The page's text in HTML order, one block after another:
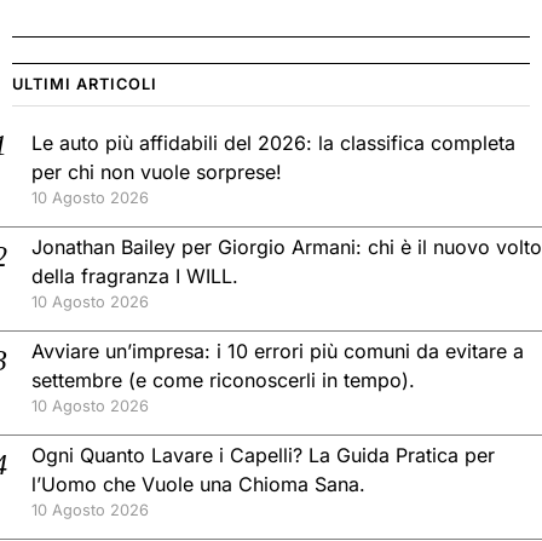
ULTIMI ARTICOLI
Le auto più affidabili del 2026: la classifica completa
per chi non vuole sorprese!
10 Agosto 2026
Jonathan Bailey per Giorgio Armani: chi è il nuovo volto
della fragranza I WILL.
10 Agosto 2026
Avviare un’impresa: i 10 errori più comuni da evitare a
settembre (e come riconoscerli in tempo).
10 Agosto 2026
Ogni Quanto Lavare i Capelli? La Guida Pratica per
l’Uomo che Vuole una Chioma Sana.
10 Agosto 2026